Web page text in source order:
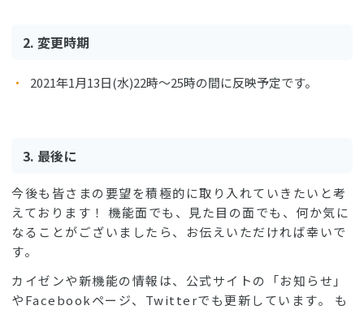
2. 変更時期
2021年1月13日(水)22時〜25時の間に反映予定です。
3. 最後に
今後も皆さまの要望を積極的に取り入れていきたいと考
えております！ 機能面でも、見た目の面でも、何か気に
なることがございましたら、お伝えいただければ幸いで
す。
カイゼンや新機能の情報は、公式サイトの「お知らせ」
やFacebookページ、Twitterでも更新しています。 も